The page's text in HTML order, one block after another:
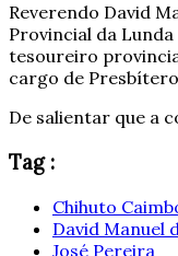
Reverendo David
Provincial da
tesoureiro
cargo de
De salientar que a
Tag :
Chihuto
David Manuel
José Pereira